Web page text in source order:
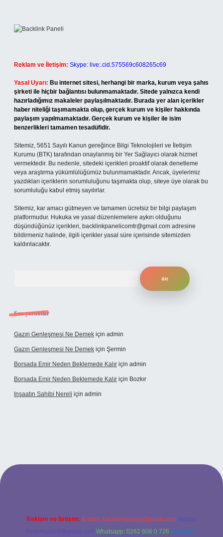
Reklam ve İletişim: Skype: live:.cid.575569c608265c69
Yasal Uyarı: Bu internet sitesi, herhangi bir marka, kurum veya şahıs
şirketi ile hiçbir bağlantısı bulunmamaktadır. Sitede yalnızca kendi
hazırladığımız makaleler paylaşılmaktadır. Burada yer alan içerikler
haber niteliği taşımamakta olup, gerçek kurum ve kişiler hakkında
paylaşım yapılmamaktadır. Gerçek kurum ve kişiler ile isim
benzerlikleri tamamen tesadüfidir.
Sitemiz, 5651 Sayılı Kanun gereğince Bilgi Teknolojileri ve İletişim
Kurumu (BTK) tarafından onaylanmış bir Yer Sağlayıcı olarak hizmet
vermektedir. Bu nedenle, sitedeki içerikleri proaktif olarak denetleme
veya araştırma yükümlülüğümüz bulunmamaktadır. Ancak, üyelerimiz
yazdıkları içeriklerin sorumluluğunu taşımakta olup, siteye üye olarak bu
sorumluluğu kabul etmiş sayılırlar.
Sitemiz, kar amacı gütmeyen ve tamamen ücretsiz bir bilgi paylaşım
platformudur. Hukuka ve yasal düzenlemelere aykırı olduğunu
düşündüğünüz içerikleri, backlinkpanelicomtr@gmail.com adresine
bildirmeniz halinde, ilgili içerikler yasal süre içerisinde sitemizden
kaldırılacaktır.
Son yorumlar
Gazın Genleşmesi Ne Demek için admin
Gazın Genleşmesi Ne Demek için Şermin
Borsada Emir Neden Beklemede Kalır için admin
Borsada Emir Neden Beklemede Kalır için Bozkır
Inşaatın Sahibi Nereli için admin
Reklam ve İletişim: E-mail: backlinkpaneli@gmail.com Teams:
forumhizmeti@gmail.com Whatsapp: 0262 606 0 726 Telegram: